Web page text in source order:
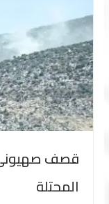
قصف صهيوني
المحتلة